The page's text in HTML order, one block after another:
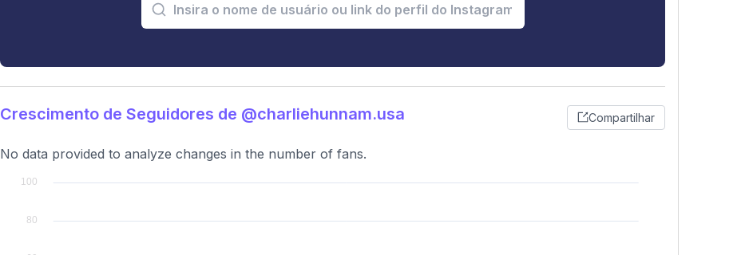
Crescimento de Seguidores de @charliehunnam.usa Compartilhar
No data provided to analyze changes in the number of fans.